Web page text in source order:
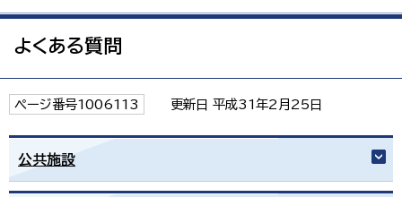
よくある質問
ページ番号1006113 更新日 平成31年2月25日
公共施設